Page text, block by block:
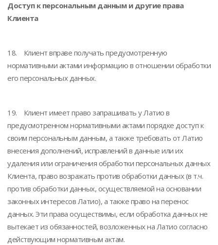
Доступ к персональным данным и другие права
Клиента
18. Клиент вправе получать предусмотренную
нормативными актами информацию в отношении обработки
его персональных данных.
19. Клиент имеет право запрашивать у Латио в
предусмотренном нормативными актами порядке доступ к
своим персональным данным, а также требовать от Латио
внесения дополнений, исправлений в данные или их
удаления или ограничения обработки персональных данных
Клиента, право возражать против обработки данных (в т.ч.
против обработки данных, осуществляемой на основании
законных интересов Латио), а также право на перенос
данных. Эти права осуществимы, если обработка данных не
вытекает из обязанностей, возложенных на Латио согласно
действующим нормативным актам.